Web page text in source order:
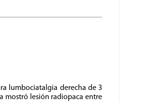
lumbociatalgia derecha de 3
mostró lesión radiopaca entre